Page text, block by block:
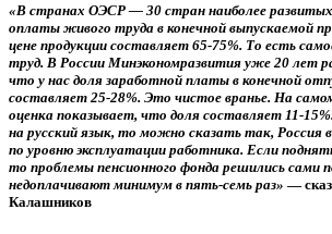
«В странах ОЭСР — 30 стран наиболее развитых
оплаты живого труда в конечной выпускаемой
цене продукции составляет 65-75%. То есть
труд. В России Минэкономразвития уже 20 лет
что у нас доля заработной платы в конечной
составляет 25-28%. Это чистое вранье. На
оценка показывает, что доля составляет 11-
на русский язык, то можно сказать так, Россия
по уровню эксплуатации работника. Если
то проблемы пенсионного фонда решились сами
недоплачивают минимум в пять-семь раз» —
Калашников